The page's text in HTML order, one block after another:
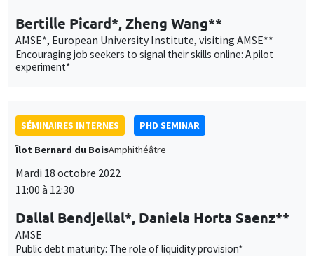
Bertille Picard*, Zheng Wang**
AMSE*, European University Institute, visiting AMSE**
Encouraging job seekers to signal their skills online: A pilot
experiment*
SÉMINAIRES INTERNES
PHD SEMINAR
Îlot Bernard du BoisAmphithéâtre
Mardi 18 octobre 2022
11:00 à 12:30
Dallal Bendjellal*, Daniela Horta Saenz**
AMSE
Public debt maturity: The role of liquidity provision*